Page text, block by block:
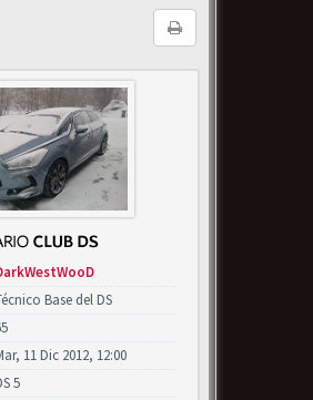
Base del DS
11 Dic 2012, 12:00
5